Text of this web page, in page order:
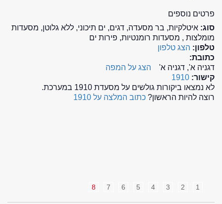
פרטים נוספים
סוג: איטלקיות, בר מסעדה, דגים, ים תיכוני, ללא גלוטן, מסעדות
מומלצות , מסעדות רומנטיות, פירות ים
טלפון: הצג טלפון
כתובת:
דגניה א', דגניה א'
הצג על המפה
קישור: 1910
לא נמצאו ביקורות גולשים על מסעדת 1910 במערכת.
רוצה להיות הראשון? כתוב המלצה על 1910
1
2
3
4
5
6
7
8